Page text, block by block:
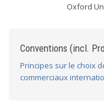
Oxford
Conventions (incl.
Principes sur le choix
commerciaux